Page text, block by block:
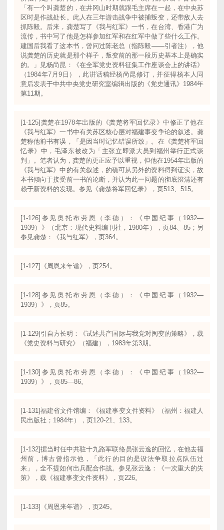
「有一个叫龚楚的，在井冈山时期就跟毛主席在一起，在中央苏
区时是作战处长。此人在三年游击战争中被捕叛变，还带敌人去
抓陈毅。后来，龚楚写了《我与红军》一书，在台湾、香港广为
流传，书中写了他是怎样参加红军和在红军中做了些什么工作。
建国后我看了这本书，曾问过陈老总（指陈毅——引者注），他
说龚楚的历史就是那个样子，叛变前的那一段历史基本上是确实
的。」见杨尚昆：《在全军党史资料征集工作座谈会上的讲话》
（1984年7月9日），此讲话稿经杨尚昆修订，并征得杨本人同
意后发表于中共中央党史研究室编辑出版的《党史通讯》1984年
第11期。
[1-125]龚楚在1978年出版的《龚楚将军回忆录》中修正了他在
《我与红军》一书中有关苏区核心层对福建事变争论的叙述。龚
楚称他前书有误，「是因当时记忆错误所致」。在《龚楚将军回
忆录》中，毛泽东被改为「主张立即派大员到福州举行正式谈
判」。笔者认为，龚楚的更正应予以重视，但他在1954年出版的
《我与红军》中的有关叙述，的确可从另外的资料得到证实，故
本书倾向于接受前一书的论断，并认为此一问题的彻底澄清还有
赖于新资料的发现。参见《龚楚将军回忆录》，页513、515。
[1-126]参见奥托布劳恩（李德）：《中国纪事（1932—
1939）》（北京：现代史料编刊社，1980年），页84、85；另
参见龚楚：《我与红军》，页364。
[1-127]《周恩来年谱》，页254。
[1-128]参见奥托布劳恩（李德）：《中国纪事（1932—
1939）》，页85。
[1-129]引自方长明：《试述共产国际与我党对闽变的策略》，载
《党史资料与研究》（福建），1983年第3期。
[1-130]参见奥托布劳恩（李德）：《中国纪事（1932—
1939）》，页85—86。
[1-131]福建省文件馆编：《福建事变文件资料》（福州：福建人
民出版社；1984年），页120-21、133。
[1-132]据当时任中共驻十九路军联络员张云逸的回忆，在他去福
州前，博古曾指示他，「此行的目的是设法争取拉点队伍过
来」，全不提如何出兵配合作战。参见张云逸：《一次重大的失
策》，载《福建事变文件资料》，页226。
[1-133]《周恩来年谱》，页245。